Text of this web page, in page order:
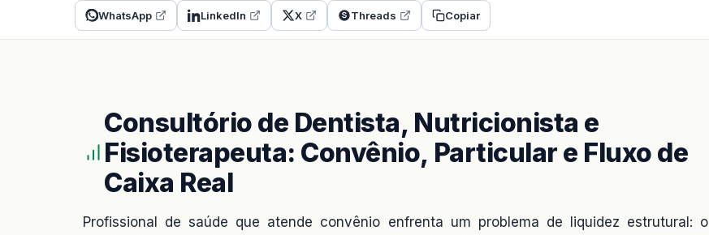
WhatsApp LinkedIn X Threads Copiar
Consultório de Dentista, Nutricionista e
Fisioterapeuta: Convênio, Particular e Fluxo de
Caixa Real
Profissional de saúde que atende convênio enfrenta um problema de liquidez estrutural: o